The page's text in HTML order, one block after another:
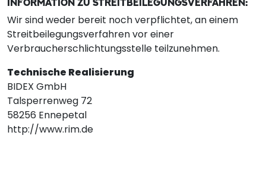
INFORMATION ZU STREITBEILEGUNGSVERFAHREN:
Wir sind weder bereit noch verpflichtet, an einem
Streitbeilegungsverfahren vor einer
Verbraucherschlichtungsstelle teilzunehmen.
Technische Realisierung
BIDEX GmbH
Talsperrenweg 72
58256 Ennepetal
http://www.rim.de